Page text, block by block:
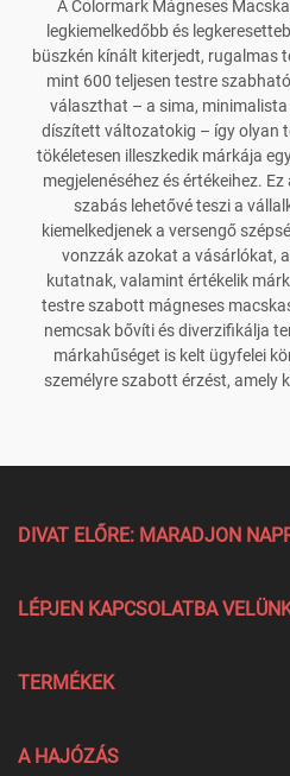
A Colormark Mágneses
legkiemelkedőbb és
büszkén kínált kiterjedt, rugalmas
mint 600 teljesen testre
választhat – a sima,
díszített változatokig – így olyan
tökéletesen illeszkedik márkája
megjelenéséhez és értékeihez.
szabás lehetővé teszi a
kiemelkedjenek a versengő
vonzzák azokat a vásárlókat,
kutatnak, valamint értékelik
testre szabott mágneses
nemcsak bővíti és diverzifikálja
márkahűséget is kelt ügyfelei
személyre szabott érzést, amely
DIVAT ELŐRE: MARADJON
LÉPJEN KAPCSOLATBA
TERMÉKEK
A HAJÓZÁS